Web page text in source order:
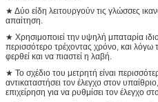
★ Δύο είδη λειτουργούν τις γλώσσες
απαίτηση.
★ Χρησιμοποιεί την υψηλή μπαταρία
περισσότερο τρέχοντας χρόνο, και λόγω
φερθεί και να πιαστεί η λαβή.
★ Το σχέδιο του μετρητή είναι
αντικαταστήσει τον έλεγχο στον
επιχείρηση για να ρυθμίσει τον έλεγχο